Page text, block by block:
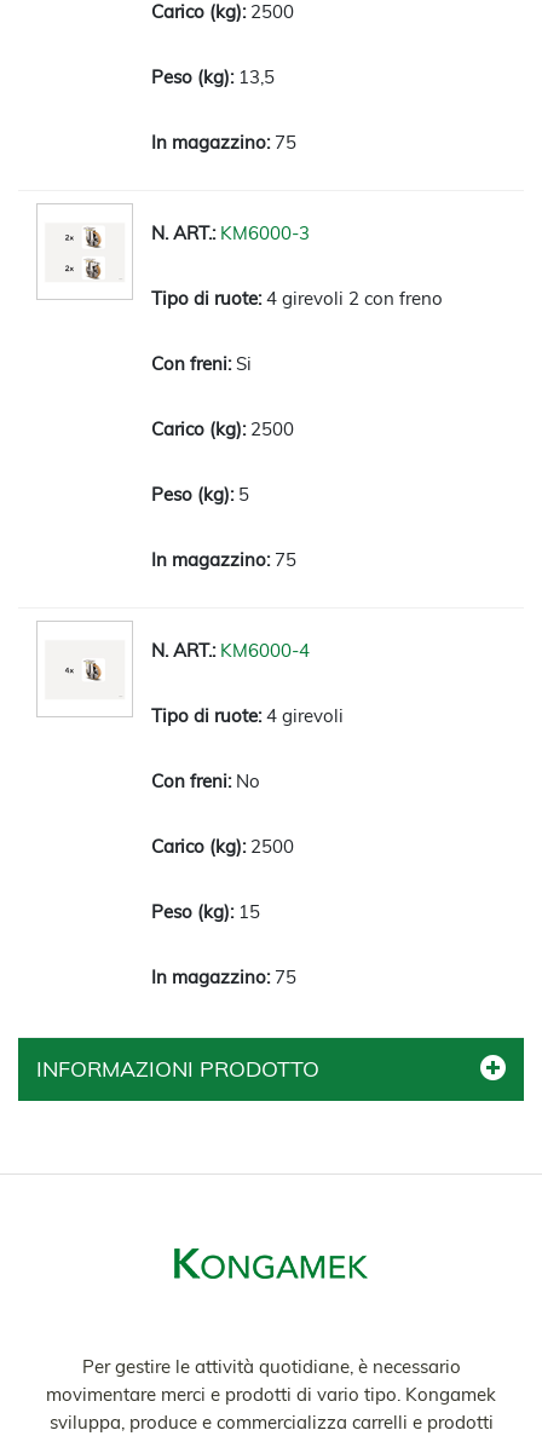
2500
13,5
75
KM6000-3
4 girevoli 2 con freno
Si
2500
5
75
KM6000-4
4 girevoli
No
2500
15
75
INFORMAZIONI PRODOTTO
Per gestire le attività quotidiane, è necessario
movimentare merci e prodotti di vario tipo. Kongamek
sviluppa, produce e commercializza carrelli e prodotti